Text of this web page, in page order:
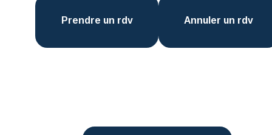
Prendre un rdv Annuler un rdv